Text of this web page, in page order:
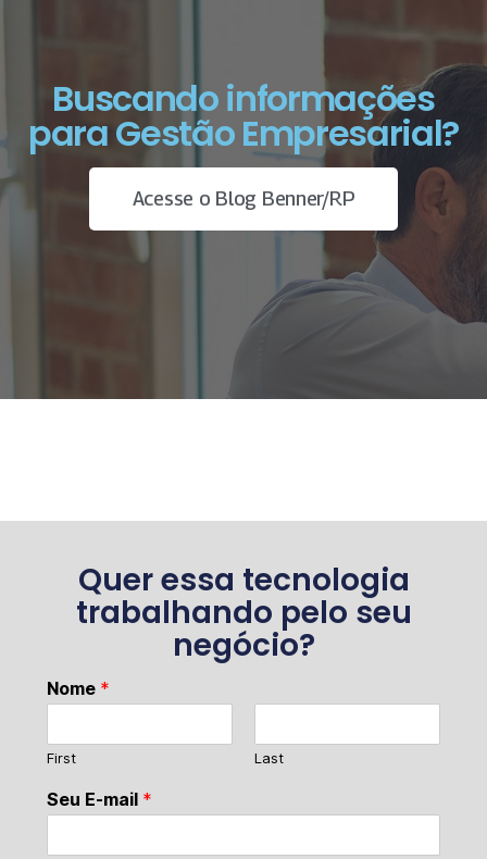
Buscando informações
para Gestão Empresarial?
Acesse o Blog Benner/RP
Quer essa tecnologia
trabalhando pelo seu
negócio?
Nome *
First Last
Seu E-mail *